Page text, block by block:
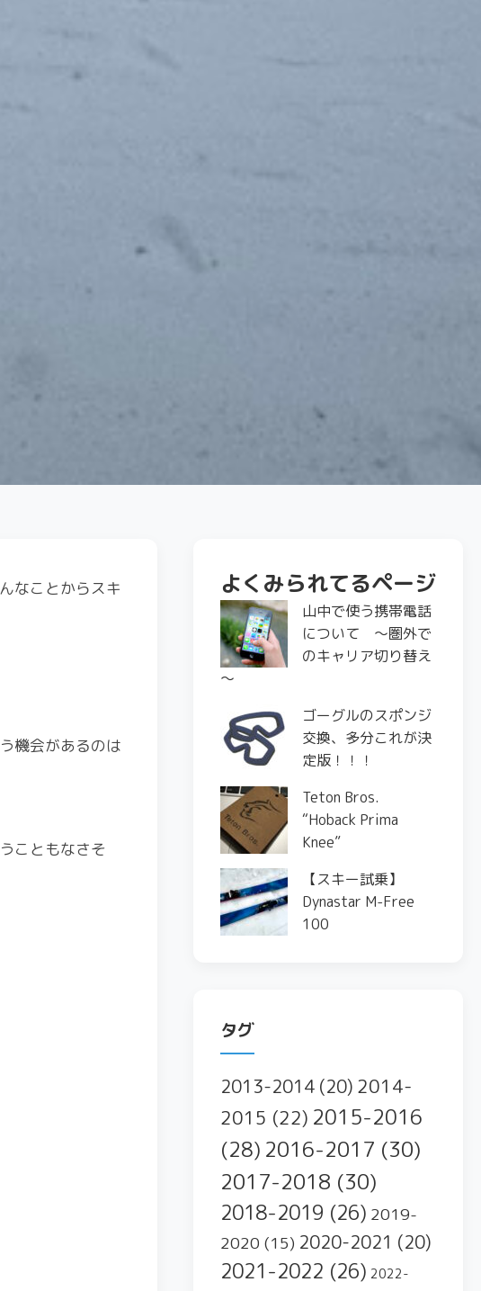
なことからスキ
機会があるのは
こともなさそ
よくみられてるページ
山中で使う携帯電話
について ～圏外で
のキャリア切り替え
～
ゴーグルのスポンジ
交換、多分これが決
定版！！！
Teton Bros.
“Hoback Prima
Knee”
【スキー試乗】
Dynastar M-Free
100
タグ
2013-2014 (20) 2014-
2015 (22) 2015-2016
(28) 2016-2017 (30)
2017-2018 (30)
2018-2019 (26) 2019-
2020 (15) 2020-2021 (20)
2021-2022 (26) 2022-